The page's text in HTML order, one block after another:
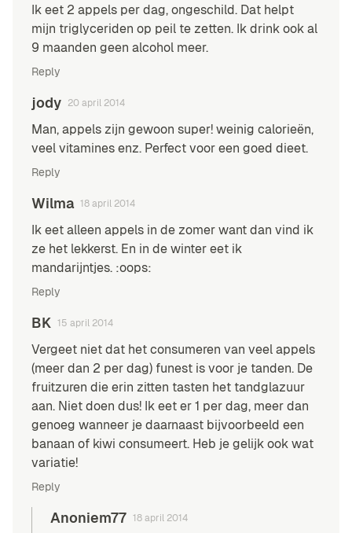
Ik eet 2 appels per dag, ongeschild. Dat helpt
mijn triglyceriden op peil te zetten. Ik drink ook al
9 maanden geen alcohol meer.
Reply
jody 20 april 2014
Man, appels zijn gewoon super! weinig calorieën,
veel vitamines enz. Perfect voor een goed dieet.
Reply
Wilma 18 april 2014
Ik eet alleen appels in de zomer want dan vind ik
ze het lekkerst. En in de winter eet ik
mandarijntjes. :oops:
Reply
BK 15 april 2014
Vergeet niet dat het consumeren van veel appels
(meer dan 2 per dag) funest is voor je tanden. De
fruitzuren die erin zitten tasten het tandglazuur
aan. Niet doen dus! Ik eet er 1 per dag, meer dan
genoeg wanneer je daarnaast bijvoorbeeld een
banaan of kiwi consumeert. Heb je gelijk ook wat
variatie!
Reply
Anoniem77 18 april 2014